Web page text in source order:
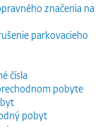
značenia na
parkovacieho
čísla
pobyte
pobyt